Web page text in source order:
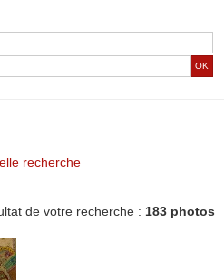
OK
recherche
de votre recherche : 183 photos